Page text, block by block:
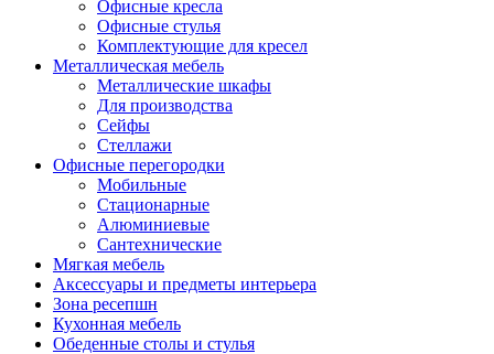
Офисные кресла
Офисные стулья
Комплектующие для кресел
Металлическая мебель
Металлические шкафы
Для производства
Сейфы
Стеллажи
Офисные перегородки
Мобильные
Стационарные
Алюминиевые
Сантехнические
Мягкая мебель
Аксессуары и предметы интерьера
Зона ресепшн
Кухонная мебель
Обеденные столы и стулья